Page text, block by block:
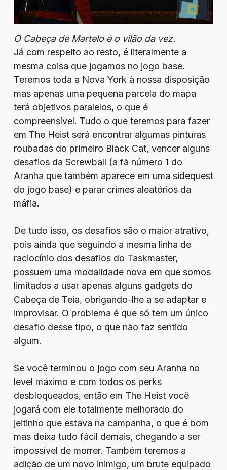
O Cabeça de Martelo é o vilão da vez.
Já com respeito ao resto, é literalmente a
mesma coisa que jogamos no jogo base.
Teremos toda a Nova York à nossa disposição
mas apenas uma pequena parcela do mapa
terá objetivos paralelos, o que é
compreensível. Tudo o que teremos para fazer
em The Heist será encontrar algumas pinturas
roubadas do primeiro Black Cat, vencer alguns
desafios da Screwball (a fã número 1 do
Aranha que também aparece em uma sidequest
do jogo base) e parar crimes aleatórios da
máfia.
De tudo isso, os desafios são o maior atrativo,
pois ainda que seguindo a mesma linha de
raciocínio dos desafios do Taskmaster,
possuem uma modalidade nova em que somos
limitados a usar apenas alguns gadgets do
Cabeça de Teia, obrigando-lhe a se adaptar e
improvisar. O problema é que só tem um único
desafio desse tipo, o que não faz sentido
algum.
Se você terminou o jogo com seu Aranha no
level máximo e com todos os perks
desbloqueados, então em The Heist você
jogará com ele totalmente melhorado do
jeitinho que estava na campanha, o que é bom
mas deixa tudo fácil demais, chegando a ser
impossível de morrer. Também teremos a
adição de um novo inimigo, um brute equipado